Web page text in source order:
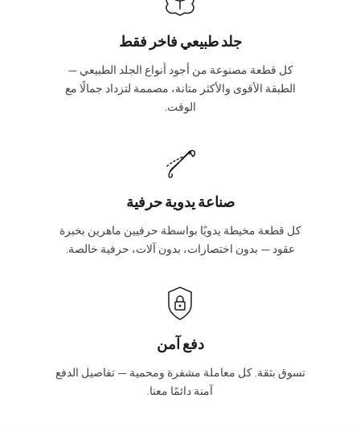
جلد طبيعي فاخر فقط
كل قطعة مصنوعة من أجود أنواع الجلد الطبيعي —
الطبقة الأقوى والأكثر متانة، مصممة لتزداد جمالًا مع
الوقت.
صناعة يدوية حرفية
كل قطعة مخيطة يدويًا بواسطة حرفيين ماهرين بخبرة
عقود — بدون اختصارات، بدون آلات، حرفية خالصة.
دفع آمن
تسوق بثقة. كل معاملة مشفرة ومحمية — تفاصيل الدفع
آمنة دائمًا معنا.